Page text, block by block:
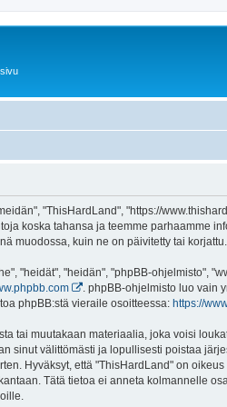
"ThisHardLand", "https://
koska tahansa ja teemme parhaamme
muodossa, kuin ne on päivitetty tai korjattu.
"heidät", "heidän", "phpBB-ohjelmisto",
. phpBB-ohjelmisto luo vain
phpBB:stä vieraile osoitteessa: https://
tai muutakaan materiaalia, joka voisi
sinut välittömästi ja lopullisesti poistaa
Hyväksyt, että "ThisHardLand" on
Tätä tietoa ei anneta kolmannelle